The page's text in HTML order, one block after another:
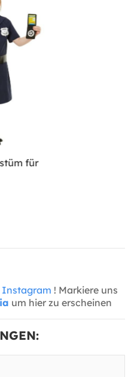
für
Instagram ! Markiere uns
um hier zu erscheinen